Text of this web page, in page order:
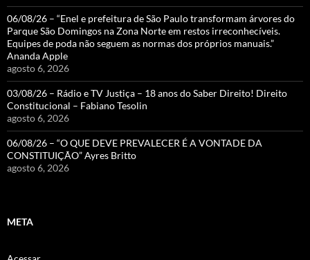
06/08/26 – “Enel e prefeitura de São Paulo transformam árvores do
Parque São Domingos na Zona Norte em restos irreconhecíveis.
Equipes de poda não seguem as normas dos próprios manuais.”
Ananda Apple
agosto 6, 2026
03/08/26 – Rádio e TV Justiça – 18 anos do Saber Direito! Direito
Constitucional – Fabiano Tesolin
agosto 6, 2026
06/08/26 – “O QUE DEVE PREVALECER É A VONTADE DA
CONSTITUIÇÃO” Ayres Britto
agosto 6, 2026
META